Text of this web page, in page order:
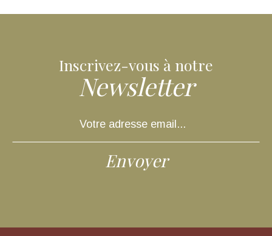
Inscrivez-vous à notre
Newsletter